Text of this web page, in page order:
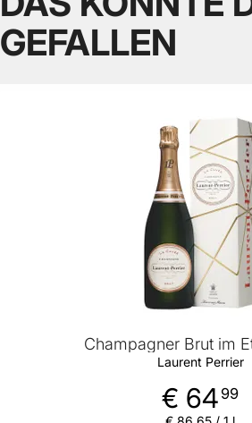
GEFALLEN
Champagner Brut im
Laurent Perrier
€ 64 99